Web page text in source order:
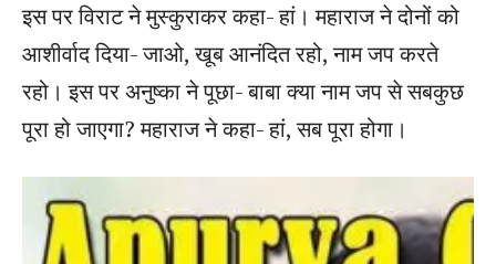
इस पर विराट ने मुस्कुराकर कहा- हां। महाराज ने दोनों को
आशीर्वाद दिया- जाओ, खूब आनंदित रहो, नाम जप करते
रहो। इस पर अनुष्का ने पूछा- बाबा क्या नाम जप से सबकुछ
पूरा हो जाएगा? महाराज ने कहा- हां, सब पूरा होगा।